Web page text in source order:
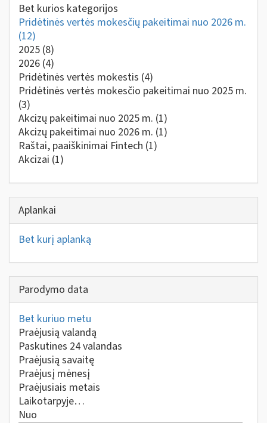
Bet kurios kategorijos
Pridėtinės vertės mokesčių pakeitimai nuo 2026 m.
(12)
2025 (8)
2026 (4)
Pridėtinės vertės mokestis (4)
Pridėtinės vertės mokesčio pakeitimai nuo 2025 m.
(3)
Akcizų pakeitimai nuo 2025 m. (1)
Akcizų pakeitimai nuo 2026 m. (1)
Raštai, paaiškinimai Fintech (1)
Akcizai (1)
Aplankai
Bet kurį aplanką
Parodymo data
Bet kuriuo metu
Praėjusią valandą
Paskutines 24 valandas
Praėjusią savaitę
Praėjusį mėnesį
Praėjusiais metais
Laikotarpyje…
Nuo